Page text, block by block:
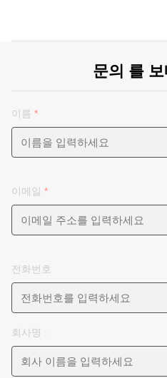
문의 를
이름 *
이메일 *
전화번호
회사명 :